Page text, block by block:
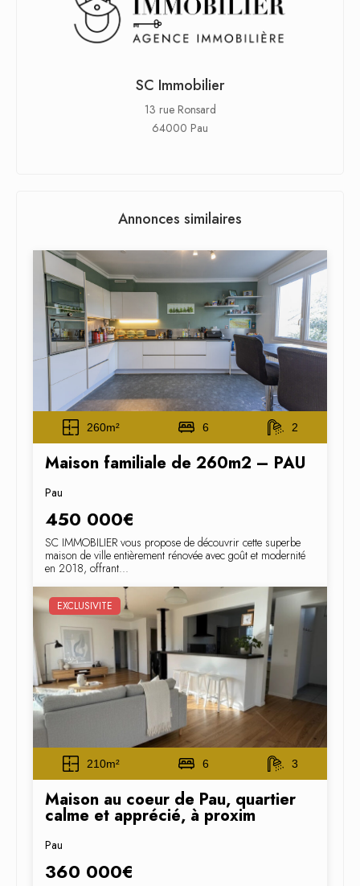
SC Immobilier
13 rue Ronsard
64000 Pau
Annonces similaires
260m² 6 2
Maison familiale de 260m2 – PAU
Pau
450 000€
SC IMMOBILIER vous propose de découvrir cette superbe
maison de ville entièrement rénovée avec goût et modernité
en 2018, offrant...
EXCLUSIVITE
210m² 6 3
Maison au coeur de Pau, quartier
calme et apprécié, à proxim
Pau
360 000€